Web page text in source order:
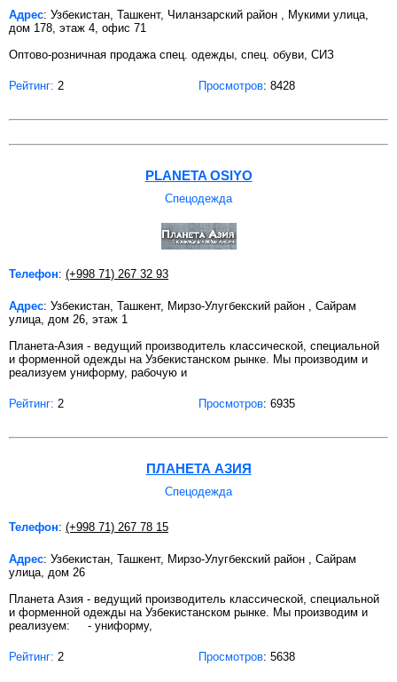
Адрес: Узбекистан, Ташкент, Чиланзарский район , Мукими улица,
дом 178, этаж 4, офис 71
Оптово-розничная продажа спец. одежды, спец. обуви, СИЗ
Рейтинг: 2 Просмотров: 8428
PLANETA OSIYO
Спецодежда
Телефон: (+998 71) 267 32 93
Адрес: Узбекистан, Ташкент, Мирзо-Улугбекский район , Сайрам
улица, дом 26, этаж 1
Планета-Азия - ведущий производитель классической, специальной
и форменной одежды на Узбекистанском рынке. Мы производим и
реализуем униформу, рабочую и
Рейтинг: 2 Просмотров: 6935
ПЛАНЕТА АЗИЯ
Спецодежда
Телефон: (+998 71) 267 78 15
Адрес: Узбекистан, Ташкент, Мирзо-Улугбекский район , Сайрам
улица, дом 26
Планета Азия - ведущий производитель классической, специальной
и форменной одежды на Узбекистанском рынке. Мы производим и
реализуем: - униформу,
Рейтинг: 2 Просмотров: 5638